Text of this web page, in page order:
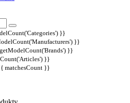
}}
}}
}}
}}
matchesCount }}